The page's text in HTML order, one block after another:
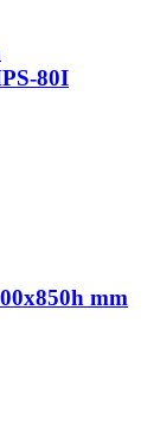
80I
mm